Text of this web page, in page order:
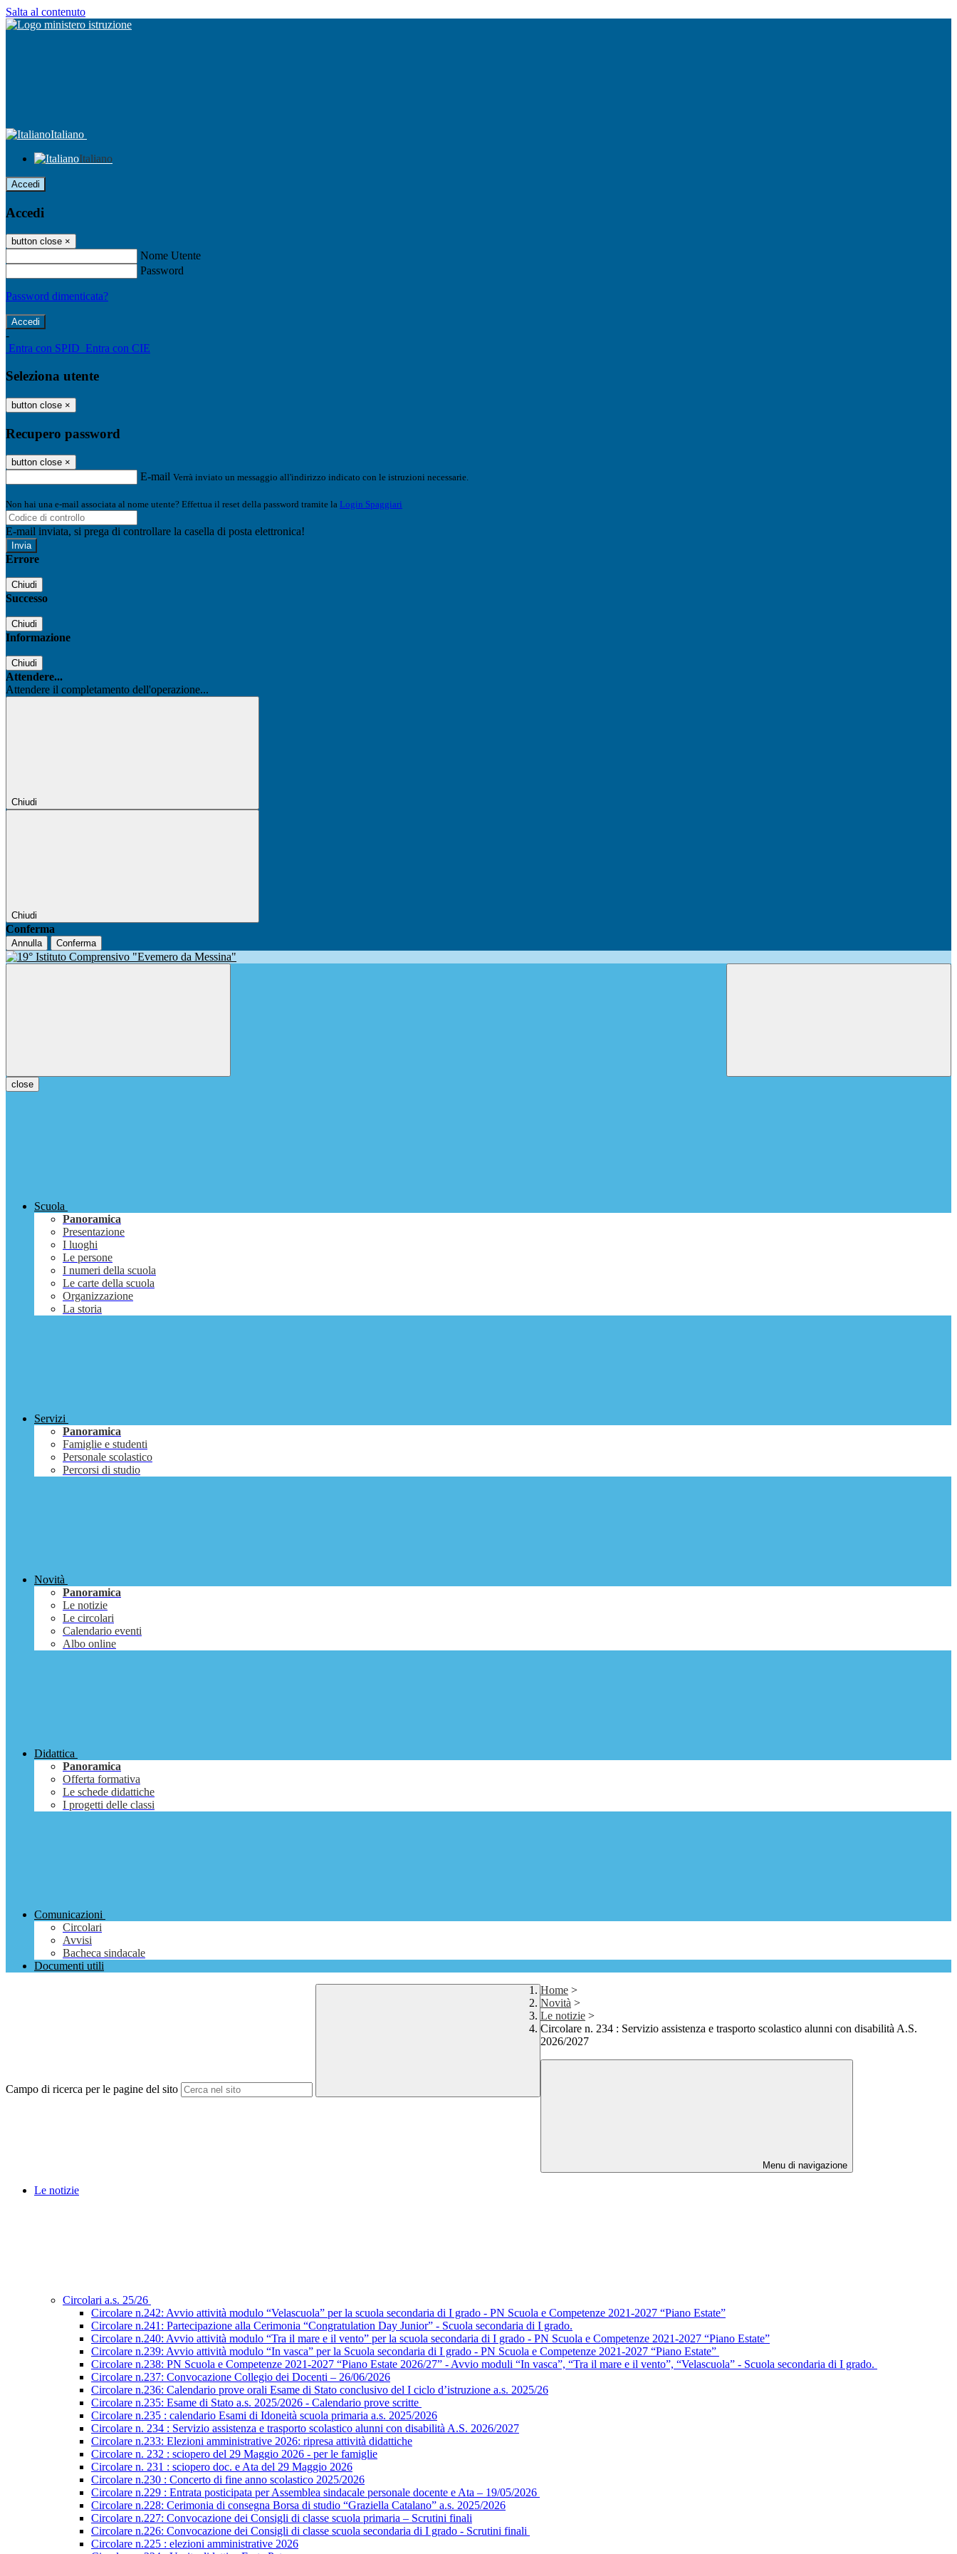
Salta al contenuto
Italiano
Italiano
Accedi
Accedi
button close ×
Nome Utente
Password
Password dimenticata?
-
Entra con SPID Entra con CIE
Seleziona utente
button close ×
Recupero password
button close ×
E-mail Verrà inviato un messaggio all'indirizzo indicato con le istruzioni necessarie.
Non hai una e-mail associata al nome utente? Effettua il reset della password tramite la Login Spaggiari
E-mail inviata, si prega di controllare la casella di posta elettronica!
Errore
Chiudi
Successo
Chiudi
Informazione
Chiudi
Attendere...
Attendere il completamento dell'operazione...
Chiudi
Chiudi
Conferma
Annulla Conferma
close
Scuola
Panoramica
Presentazione
I luoghi
Le persone
I numeri della scuola
Le carte della scuola
Organizzazione
La storia
Servizi
Panoramica
Famiglie e studenti
Personale scolastico
Percorsi di studio
Novità
Panoramica
Le notizie
Le circolari
Calendario eventi
Albo online
Didattica
Panoramica
Offerta formativa
Le schede didattiche
I progetti delle classi
Comunicazioni
Circolari
Avvisi
Bacheca sindacale
Documenti utili
Campo di ricerca per le pagine del sito
Home >
Novità >
Le notizie >
Circolare n. 234 : Servizio assistenza e trasporto scolastico alunni con disabilità A.S.
2026/2027
Menu di navigazione
Le notizie
Circolari a.s. 25/26
Circolare n.242: Avvio attività modulo “Velascuola” per la scuola secondaria di I grado - PN Scuola e Competenze 2021-2027 “Piano Estate”
Circolare n.241: Partecipazione alla Cerimonia “Congratulation Day Junior” - Scuola secondaria di I grado.
Circolare n.240: Avvio attività modulo “Tra il mare e il vento” per la scuola secondaria di I grado - PN Scuola e Competenze 2021-2027 “Piano Estate”
Circolare n.239: Avvio attività modulo “In vasca” per la Scuola secondaria di I grado - PN Scuola e Competenze 2021-2027 “Piano Estate”
Circolare n.238: PN Scuola e Competenze 2021-2027 “Piano Estate 2026/27” - Avvio moduli “In vasca”, “Tra il mare e il vento”, “Velascuola” - Scuola secondaria di I grado.
Circolare n.237: Convocazione Collegio dei Docenti – 26/06/2026
Circolare n.236: Calendario prove orali Esame di Stato conclusivo del I ciclo d’istruzione a.s. 2025/26
Circolare n.235: Esame di Stato a.s. 2025/2026 - Calendario prove scritte
Circolare n.235 : calendario Esami di Idoneità scuola primaria a.s. 2025/2026
Circolare n. 234 : Servizio assistenza e trasporto scolastico alunni con disabilità A.S. 2026/2027
Circolare n.233: Elezioni amministrative 2026: ripresa attività didattiche
Circolare n. 232 : sciopero del 29 Maggio 2026 - per le famiglie
Circolare n. 231 : sciopero doc. e Ata del 29 Maggio 2026
Circolare n.230 : Concerto di fine anno scolastico 2025/2026
Circolare n.229 : Entrata posticipata per Assemblea sindacale personale docente e Ata – 19/05/2026
Circolare n.228: Cerimonia di consegna Borsa di studio “Graziella Catalano” a.s. 2025/2026
Circolare n.227: Convocazione dei Consigli di classe scuola primaria – Scrutini finali
Circolare n.226: Convocazione dei Consigli di classe scuola secondaria di I grado - Scrutini finali
Circolare n.225 : elezioni amministrative 2026